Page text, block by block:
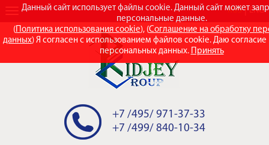
Данный сайт использует файлы cookie. Данный сайт может
персональные данные.
(Политика использования cookie), (Соглашение на обработку
данных) Я согласен с использованием файлов cookie. Даю согласие
персональных данных. Принять
RUS ENG
+7 /495/ 971-37-33
+7 /499/ 840-10-34